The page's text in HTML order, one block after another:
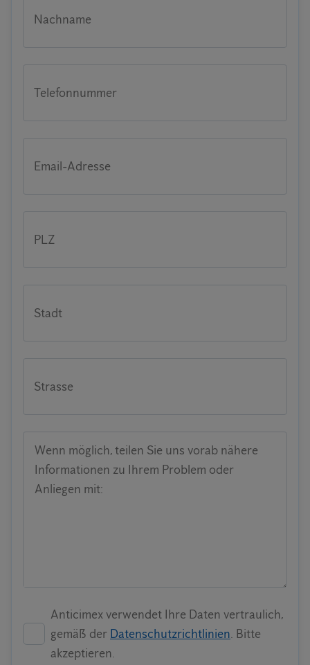
Nachname
Telefonnummer
Email-Adresse
PLZ
Stadt
Strasse
Wenn möglich, teilen Sie uns vorab nähere
Informationen zu Ihrem Problem oder
Anliegen mit:
Anticimex verwendet Ihre Daten vertraulich,
gemäß der Datenschutzrichtlinien. Bitte
akzeptieren.